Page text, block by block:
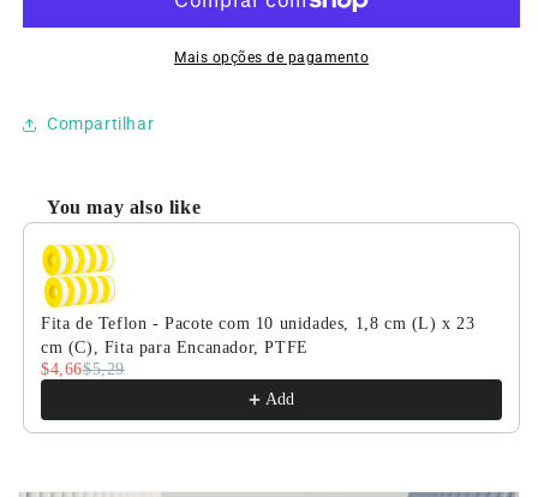
-
Normalmente
Vedação
Viton
de
3/4&quot;
com
Mais opções de pagamento
Compartilhar
You may also like
Use the Previous and Next buttons to navigate through
Fita de Teflon - Pacote com 10 unidades, 1,8 cm (L) x 23
cm (C), Fita para Encanador, PTFE
$4,66$5,29
Add